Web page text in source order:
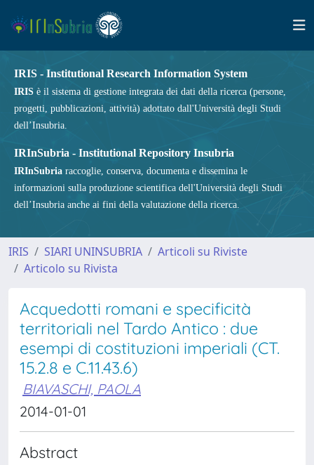
IRIS - Institutional Research Information System
IRIS è il sistema di gestione integrata dei dati della ricerca (persone,
progetti, pubblicazioni, attività) adottato dall'Università degli Studi
dell’Insubria.
IRInSubria - Institutional Repository Insubria
IRInSubria raccoglie, conserva, documenta e dissemina le
informazioni sulla produzione scientifica dell'Università degli Studi
dell’Insubria anche ai fini della valutazione della ricerca.
IRIS SIARI UNINSUBRIA
Articoli su Riviste
Articolo su Rivista
Acquedotti romani e specificità
territoriali nel Tardo Antico : due
esempi di costituzioni imperiali (CT.
15.2.8 e C.11.43.6)
BIAVASCHI, PAOLA
2014-01-01
Abstract